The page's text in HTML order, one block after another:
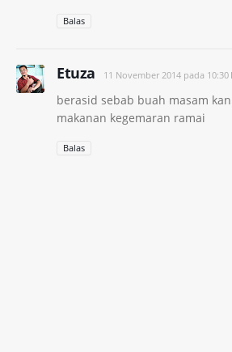
Balas
Etuza 11 November 2014 pada 10:30
berasid sebab buah masam
makanan kegemaran ramai
Balas